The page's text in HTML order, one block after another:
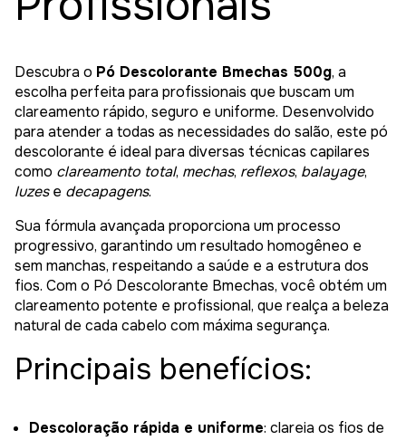
Descubra o Pó Descolorante Bmechas 500g, a
escolha perfeita para profissionais que buscam um
clareamento rápido, seguro e uniforme. Desenvolvido
para atender a todas as necessidades do salão, este pó
descolorante é ideal para diversas técnicas capilares
como clareamento total, mechas, reflexos, balayage,
luzese decapagens.
Sua fórmula avançada proporciona um processo
progressivo, garantindo um resultado homogêneo e
sem manchas, respeitando a saúde e a estrutura dos
fios. Com o Pó Descolorante Bmechas, você obtém um
clareamento potente e profissional, que realça a beleza
natural de cada cabelo com máxima segurança.
Principais benefícios:
Descoloração rápida e uniforme: clareia os fios de